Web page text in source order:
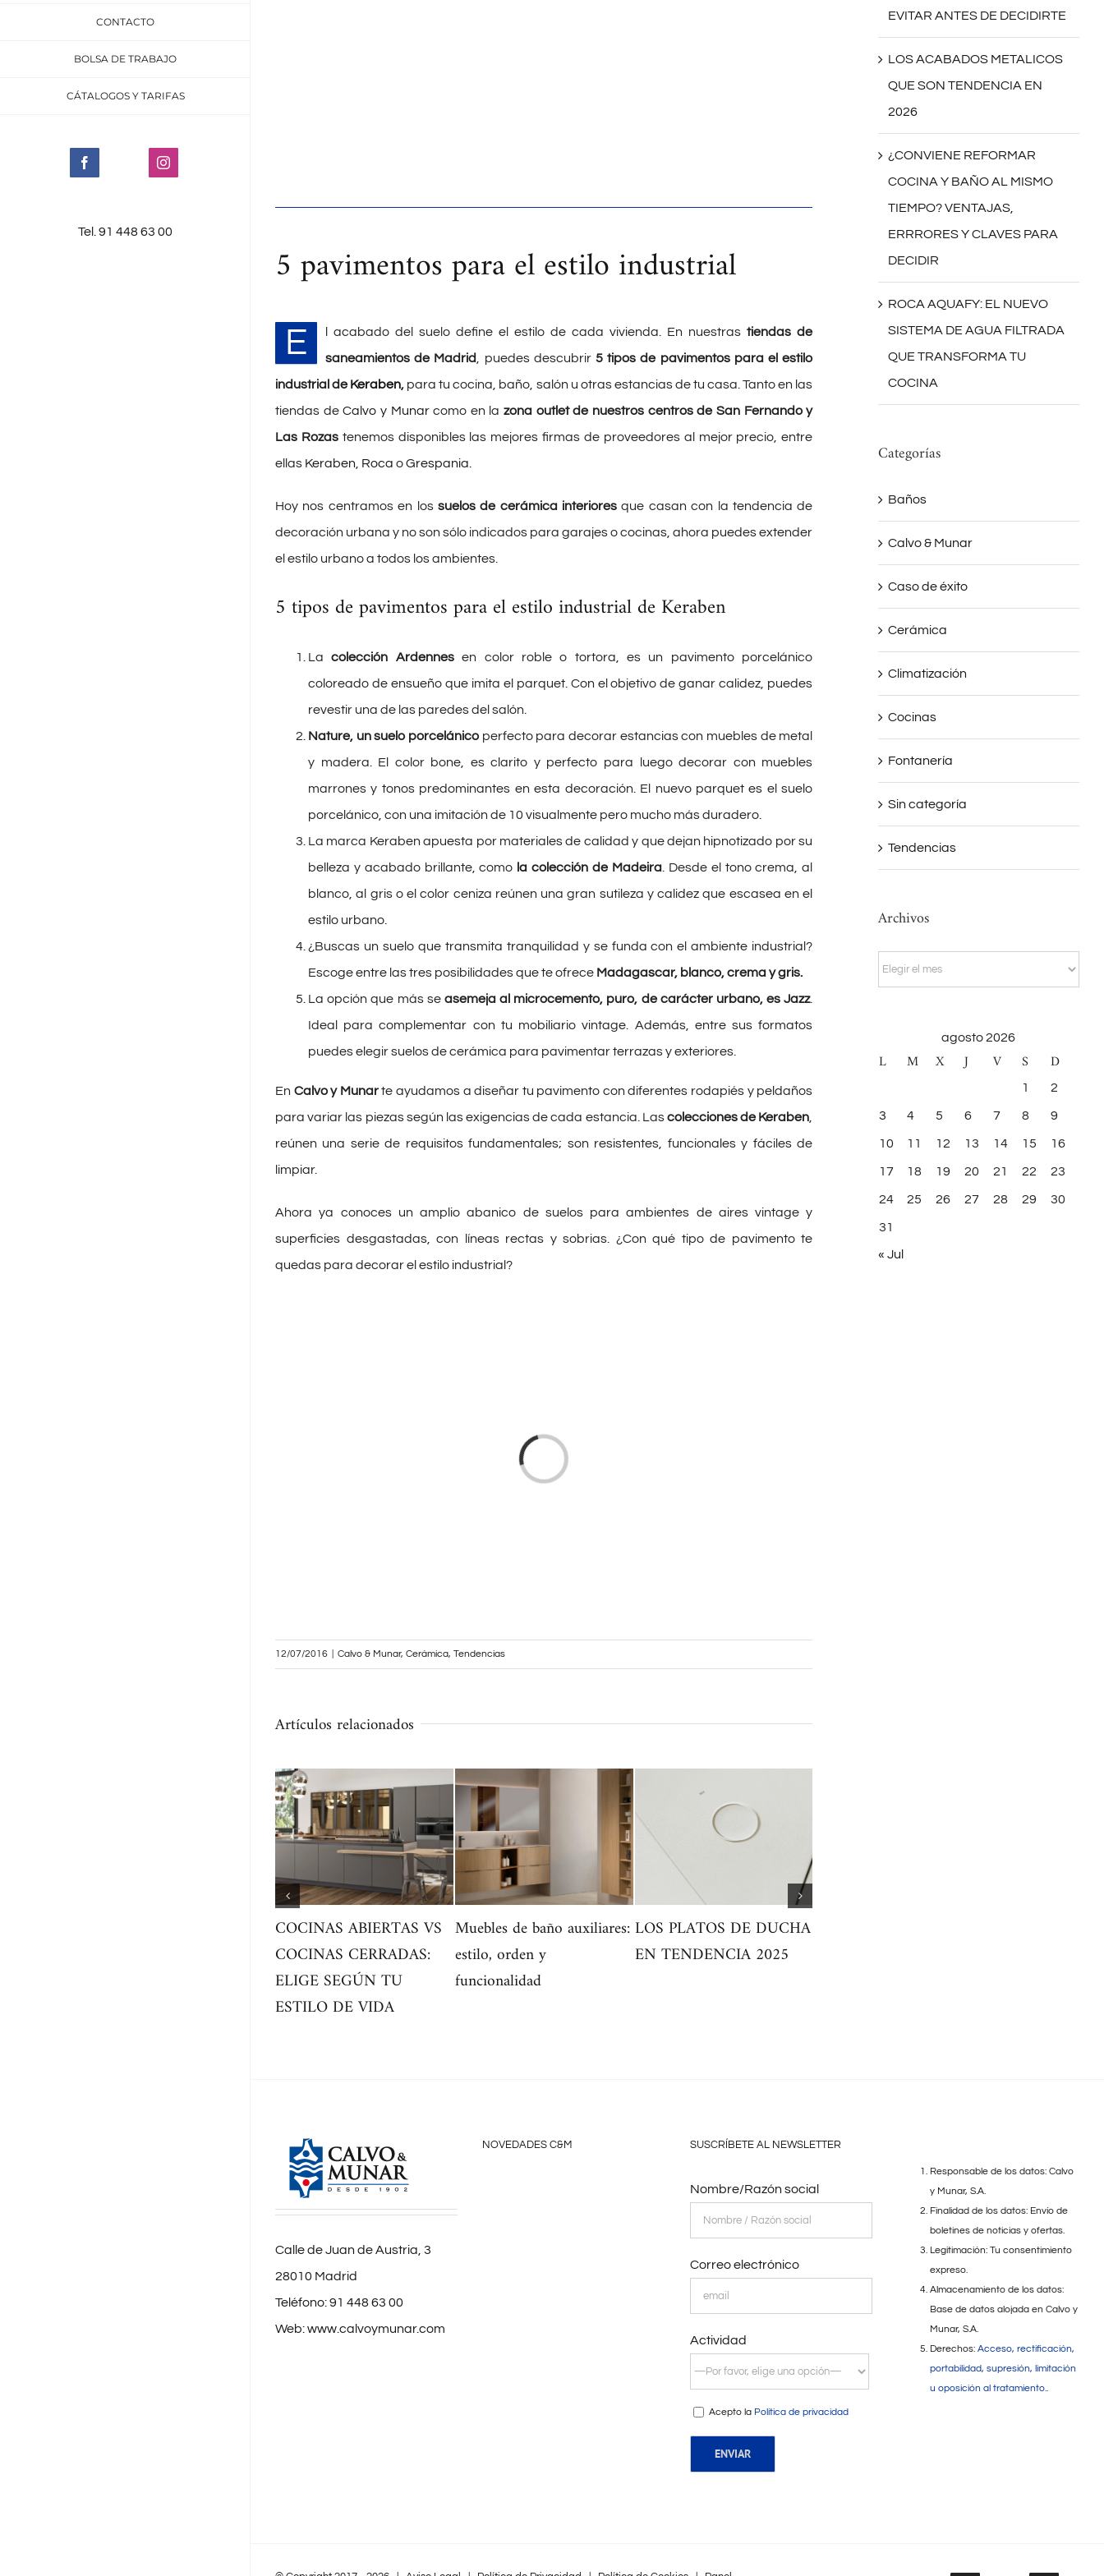
CONTACTO
BOLSA DE TRABAJO
CÁTALOGOS Y TARIFAS
Facebook Instagram
Tel. 91 448 63 00
5 pavimentos para el estilo industrial
E l acabado del suelo define el estilo de cada vivienda. En nuestras tiendas de
saneamientos de Madrid
, puedes descubrir5 tipos de pavimentos para el estilo
industrial deKeraben, para tu cocina, baño, salón u otras estancias de tu casa. Tanto en las
tiendas deCalvo y Munarcomo en lazona outlet de nuestros centros de San Fernando y
Las Rozastenemos disponibles las mejores firmas de proveedores al mejor precio, entre
ellas Keraben Roca oGrespania.
Hoy nos centramos en lossuelos de cerámica interiores que casan con la tendencia de
decoración urbana y no son sólo indicados para garajes o cocinas, ahora puedes extender
el estilo urbano a todos los ambientes.
5 tipos de pavimentos para el estilo industrial de Keraben
Lacolección Ardennesen color roble o tortora, es un pavimento porcelánico
coloreado de ensueño que imita el parquet. Con el objetivo de ganar calidez, puedes
revestir una de las paredes del salón.
Nature, un suelo porcelánicoperfecto para decorar estancias con muebles de metal
y madera. El color bone, es clarito y perfecto para luego decorar con muebles
marrones y tonos predominantes en esta decoración. El nuevo parquet es el suelo
porcelánico, con una imitación de 10 visualmente pero mucho más duradero.
La marca Keraben apuesta por materiales de calidad y que dejan hipnotizado por su
belleza y acabado brillante, como la colección de Madeira. Desde el tono crema, al
blanco, al gris o el color ceniza reúnen una gran sutileza y calidez que escasea en el
estilo urbano.
¿Buscas un suelo que transmita tranquilidad y se funda con el ambiente industrial?
Escoge entre las tres posibilidades que te ofrece Madagascar, blanco, crema y gris.
La opción que más se asemeja al microcemento, puro, de carácter urbano, es Jazz.
Ideal para complementar con tu mobiliario vintage. Además, entre sus formatos
puedes elegir suelos de cerámica para pavimentar terrazas y exteriores.
En Calvo y Munarte ayudamos a diseñar tu pavimento con diferentes rodapiés y peldaños
para variar las piezas según las exigencias de cada estancia. Lascolecciones de Keraben
reúnen una serie de requisitos fundamentales; son resistentes, funcionales y fáciles de
limpiar.
Ahora ya conoces un amplio abanico de suelos para ambientes de aires vintage y
superficies desgastadas, con líneas rectas y sobrias. ¿Con qué tipo de pavimento te
quedas para decorar el estilo industrial?
Cargando...
12/07/2016 Calvo & Munar, Cerámica, Tendencias
Artículos relacionados
COCINAS ABIERTAS VS
COCINAS CERRADAS:
ELIGE SEGÚN TU
ESTILO DE VIDA
Muebles de baño auxiliares:
estilo, orden y
funcionalidad
LOS PLATOS DE DUCHA
EN TENDENCIA 2025
EVITAR ANTES DE DECIDIRTE
LOS ACABADOS METALICOS
QUE SON TENDENCIA EN
2026
¿CONVIENE REFORMAR
COCINA Y BAÑO AL MISMO
TIEMPO? VENTAJAS,
ERRRORES Y CLAVES PARA
DECIDIR
ROCA AQUAFY: EL NUEVO
SISTEMA DE AGUA FILTRADA
QUE TRANSFORMA TU
COCINA
Categorías
Baños
Calvo & Munar
Caso de éxito
Cerámica
Climatización
Cocinas
Fontanería
Sin categoría
Tendencias
Archivos
Archivos
agosto 2026
L M X J V S D
1 2
3 4 5 6 7 8 9
10 11 12 13 14 15 16
17 18 19 20 21 22 23
24 25 26 27 28 29 30
31
« Jul
Calle de Juan de Austria, 3
28010 Madrid
Teléfono:91 448 63 00
Web:www.calvoymunar.com
NOVEDADES C&M SUSCRÍBETE AL NEWSLETTER
Nombre/Razón social
Correo electrónico
Actividad
Acepto la Política de privacidad
Responsable de los datos: Calvo
y Munar, S.A.
Finalidad de los datos: Envío de
boletines de noticias y ofertas.
Legitimación: Tu consentimiento
expreso.
Almacenamiento de los datos:
Base de datos alojada en Calvo y
Munar, S.A.
Derechos: Acceso, rectificación,
portabilidad, supresión, limitación
u oposición al tratamiento..